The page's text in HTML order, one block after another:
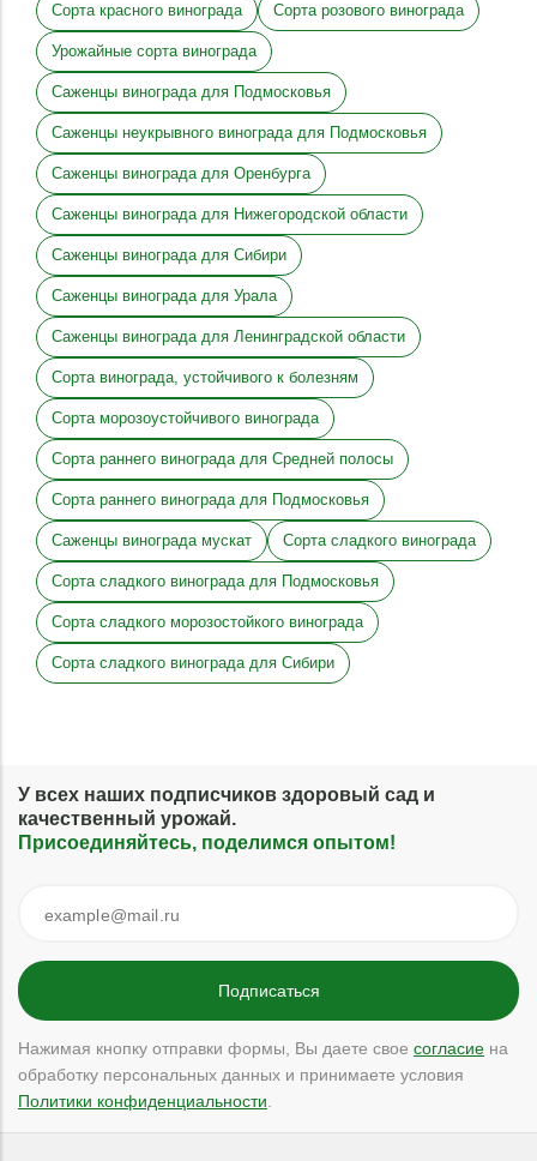
Сорта красного винограда Сорта розового винограда
Урожайные сорта винограда
Саженцы винограда для Подмосковья
Саженцы неукрывного винограда для Подмосковья
Саженцы винограда для Оренбурга
Саженцы винограда для Нижегородской области
Саженцы винограда для Сибири
Саженцы винограда для Урала
Саженцы винограда для Ленинградской области
Сорта винограда, устойчивого к болезням
Сорта морозоустойчивого винограда
Сорта раннего винограда для Средней полосы
Сорта раннего винограда для Подмосковья
Саженцы винограда мускат Сорта сладкого винограда
Сорта сладкого винограда для Подмосковья
Сорта сладкого морозостойкого винограда
Сорта сладкого винограда для Сибири
У всех наших подписчиков здоровый сад и
качественный урожай.
Присоединяйтесь, поделимся опытом!
Нажимая кнопку отправки формы, Вы даете свое согласие на
обработку персональных данных и принимаете условия
Политики конфиденциальности